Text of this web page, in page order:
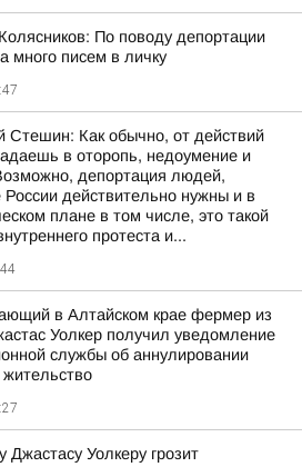
По поводу депортации
много писем в личку
Стешин: Как обычно, от действий
в оторопь, недоумение и
депортация людей,
России действительно нужны и в
плане в том числе, это такой
протеста и...
в Алтайском крае фермер из
Уолкер получил уведомление
службы об аннулировании
Джастасу Уолкеру грозит